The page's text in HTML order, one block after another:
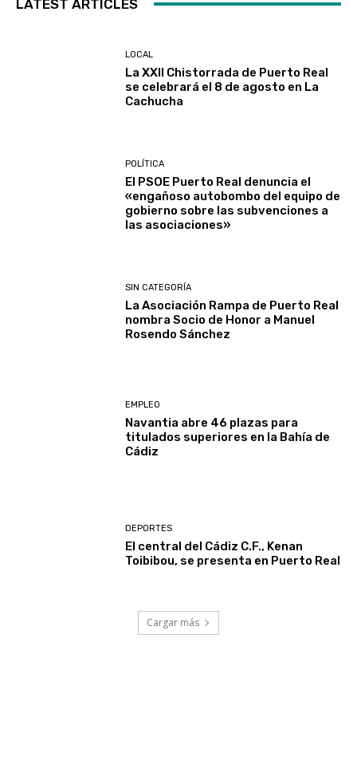
LATEST ARTICLES
LOCAL
La XXII Chistorrada de Puerto Real
se celebrará el 8 de agosto en La
Cachucha
POLÍTICA
El PSOE Puerto Real denuncia el
«engañoso autobombo del equipo de
gobierno sobre las subvenciones a
las asociaciones»
SIN CATEGORÍA
La Asociación Rampa de Puerto Real
nombra Socio de Honor a Manuel
Rosendo Sánchez
EMPLEO
Navantia abre 46 plazas para
titulados superiores en la Bahía de
Cádiz
DEPORTES
El central del Cádiz C.F., Kenan
Toibibou, se presenta en Puerto Real
Cargar más